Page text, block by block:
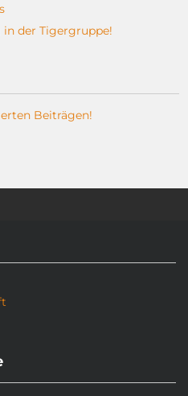
der Tigergruppe!
Beiträgen!